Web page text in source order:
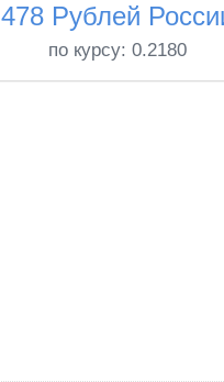
478 Рублей
по курсу: 0.2180